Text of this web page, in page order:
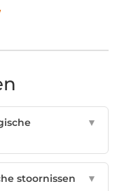
▼
stoornissen
▼